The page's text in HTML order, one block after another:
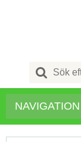
Search
for:
NAVIGATION